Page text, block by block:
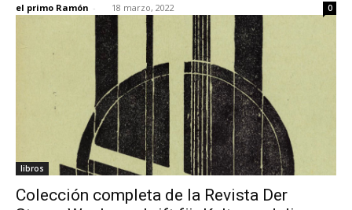
el primo Ramón - 18 marzo, 2022 0
libros
Colección completa de la Revista Der